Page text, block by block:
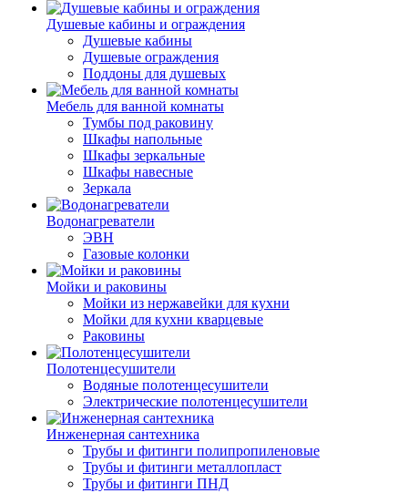
Душевые кабины и ограждения
Душевые кабины
Душевые ограждения
Поддоны для душевых
Мебель для ванной комнаты
Тумбы под раковину
Шкафы напольные
Шкафы зеркальные
Шкафы навесные
Зеркала
Водонагреватели
ЭВН
Газовые колонки
Мойки и раковины
Мойки из нержавейки для кухни
Мойки для кухни кварцевые
Раковины
Полотенцесушители
Водяные полотенцесушители
Электрические полотенцесушители
Инженерная сантехника
Трубы и фитинги полипропиленовые
Трубы и фитинги металлопласт
Трубы и фитинги ПНД